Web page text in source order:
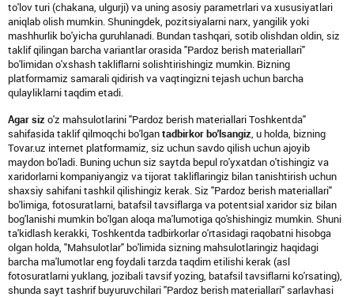
to'lov turi (chakana, ulgurji) va uning asosiy parametrlari va xususiyatlari
aniqlab olish mumkin. Shuningdek, pozitsiyalarni narx, yangilik yoki
mashhurlik bo'yicha guruhlanadi. Bundan tashqari, sotib olishdan oldin, siz
taklif qilingan barcha variantlar orasida "Pardoz berish materiallari"
bo'limidan o'xshash takliflarni solishtirishingiz mumkin. Bizning
platformamiz samarali qidirish va vaqtingizni tejash uchun barcha
qulayliklarni taqdim etadi.
Agar siz o'z mahsulotlarini "Pardoz berish materiallari Toshkentda"
sahifasida taklif qilmoqchi bo'lgan tadbirkor bo'lsangiz, u holda, bizning
Tovar.uz internet platformamiz, siz uchun savdo qilish uchun ajoyib
maydon bo'ladi. Buning uchun siz saytda bepul ro'yxatdan o'tishingiz va
xaridorlarni kompaniyangiz va tijorat takliflaringiz bilan tanishtirish uchun
shaxsiy sahifani tashkil qilishingiz kerak. Siz "Pardoz berish materiallari"
bo'limiga, fotosuratlarni, batafsil tavsiflarga va potentsial xaridor siz bilan
bog'lanishi mumkin bo'lgan aloqa ma'lumotiga qo'shishingiz mumkin. Shuni
ta'kidlash kerakki, Toshkentda tadbirkorlar o'rtasidagi raqobatni hisobga
olgan holda, "Mahsulotlar" bo'limida sizning mahsulotlaringiz haqidagi
barcha ma'lumotlar eng foydali tarzda taqdim etilishi kerak (asl
fotosuratlarni yuklang, jozibali tavsif yozing, batafsil tavsiflarni ko'rsating),
shunda sayt tashrif buyuruvchilari "Pardoz berish materiallari" sarlavhasi